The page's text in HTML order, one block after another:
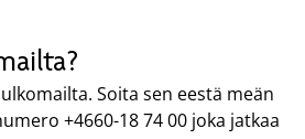
Soita sen eestä meän
+4660-18 74 00 joka jatkaa